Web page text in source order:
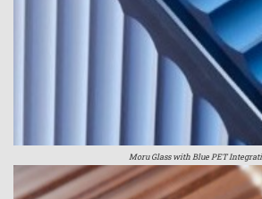
Moru Glass with Blue PET